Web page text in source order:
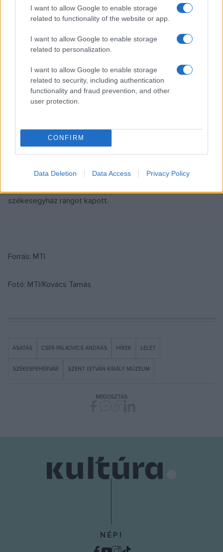
I want to allow Google to enable storage
related to functionality of the website or app.
I want to allow Google to enable storage
related to personalization.
I want to allow Google to enable storage
related to security, including authentication
functionality and fraud prevention, and other
user protection.
CONFIRM
Data Deletion Data Access Privacy Policy
Reich Szabina, a Szent István Király Múzeum ásatásvezető
régésze közölte: a munkálatok során 14. századi szentélyt
találtak, melyet gótikus stílusú pillérek tartottak, ezek
templomot később ? valószínűleg a 15. század elején ?
háromhajóssá bővítették. A templom körül temetőt találtak,
ahol egyházi és világi személyek maradványai kerültek elő. A
gazdasági épületeket tártak fel. A régész elmondta, hogy a
templom a török hódoltság idején dzsámiként működött,
1768-ban a városi polgárság adományaiból készült el a ma is
székesegyház rangot kapott.
Forrás: MTI
Fotó: MTI/Kovács Tamás
ÁSATÁS CSER-PALKOVICS ANDRÁS HÍREK LELET
SZÉKESFEHÉRVÁR SZENT ISTVÁN KIRÁLY MÚZEUM
MEGOSZTÁS
NÉPI